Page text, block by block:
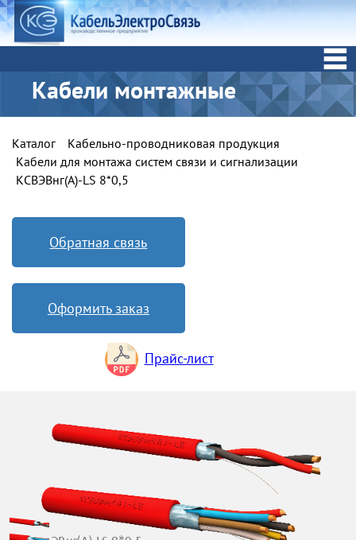
Кабели монтажные
Каталог
Кабельно-проводниковая продукция
Кабели для монтажа систем связи и сигнализации
КСВЭВнг(А)-LS 8*0,5
Обратная связь
Оформить заказ
Прайс-лист